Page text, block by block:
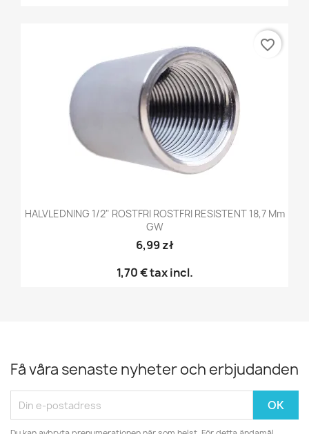
HALVLEDNING 1/2" ROSTFRI ROSTFRI RESISTENT 18,7 Mm
GW
6,99 zł
1,70 €tax incl.
favorite_border
Få våra senaste nyheter och erbjudanden